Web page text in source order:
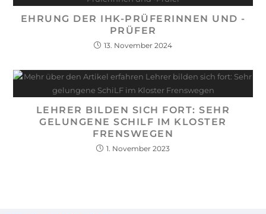
EHRUNG DER IHK-PRÜFERINNEN UND -
PRÜFER
13. November 2024
LEHRER BILDEN SICH FORT: SEHR
GELUNGENE SCHILF IM KLOSTER
FRENSWEGEN
1. November 2023